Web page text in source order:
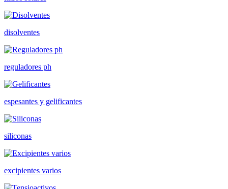
disolventes
reguladores ph
espesantes y gelificantes
siliconas
excipientes varios